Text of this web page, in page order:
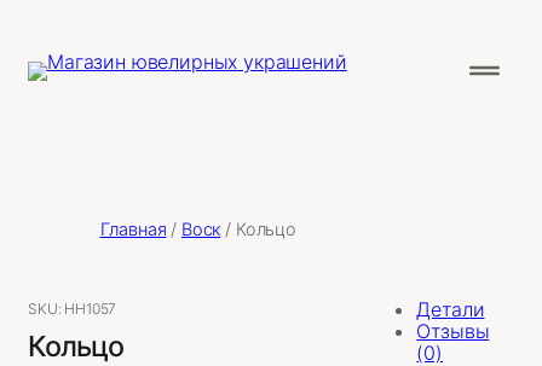
Главная / Воск / Кольцо
SKU: НН1057
Кольцо
Детали
Отзывы
(0)